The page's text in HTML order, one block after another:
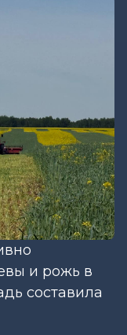
и рожь в
составила